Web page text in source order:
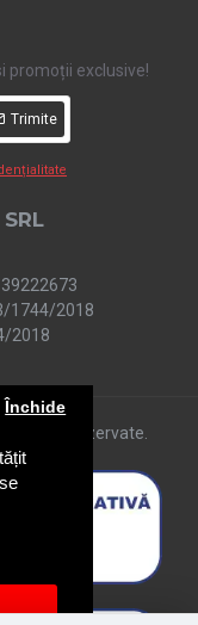
Închide
promoții exclusive!
Trimite
1744/2018
2018
rezervate.